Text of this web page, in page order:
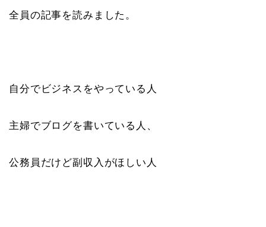
全員の記事を読みました。
自分でビジネスをやっている人
主婦でブログを書いている人、
公務員だけど副収入がほしい人